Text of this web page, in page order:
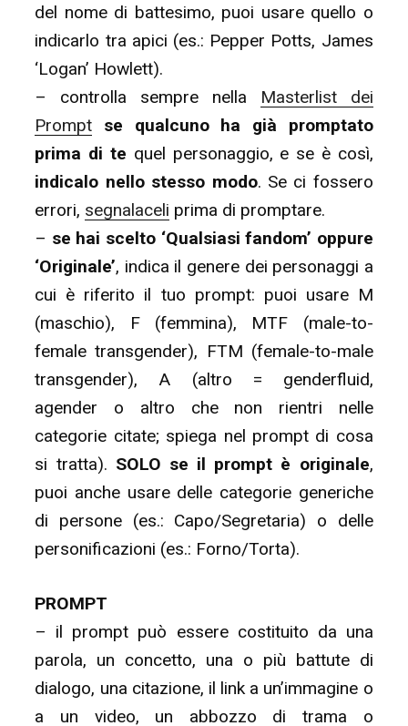
del nome di battesimo, puoi usare quello o
indicarlo tra apici (es.: Pepper Potts, James
‘Logan’ Howlett).
– controlla sempre nella Masterlist dei
Prompt
se qualcuno ha già promptato
prima di te quel personaggio, e se è così,
indicalo nello stesso modo. Se ci fossero
errori, segnalaceli prima di promptare.
– se hai scelto ‘Qualsiasi fandom’ oppure
‘Originale’, indica il genere dei personaggi a
cui è riferito il tuo prompt: puoi usare M
(maschio), F (femmina), MTF (male-to-
female transgender), FTM (female-to-male
transgender), A (altro = genderfluid,
agender o altro che non rientri nelle
categorie citate; spiega nel prompt di cosa
si tratta). SOLO se il prompt è originale,
puoi anche usare delle categorie generiche
di persone (es.: Capo/Segretaria) o delle
personificazioni (es.: Forno/Torta).
PROMPT
– il prompt può essere costituito da una
parola, un concetto, una o più battute di
dialogo, una citazione, il link a un’immagine o
a un video, un abbozzo di trama o